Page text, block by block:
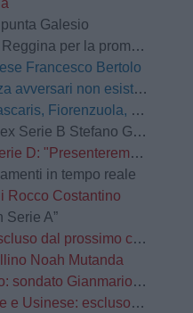
Galesio
per la promozione"
Francesco Bertolo
non esistono grandi storie"
Grassina, Derthona e Tropical Coriano
B Stefano Giacomelli
ricorso d’urgenza”
in tempo reale
Rocco Costantino
Serie A”
prossimo campionato
Noah Mutanda
Gianmario Comi
escluso l'Olbia